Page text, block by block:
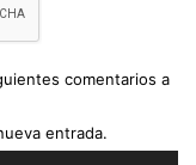
comentarios a
entrada.